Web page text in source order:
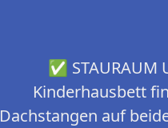
✅ STAURAUM
Kinderhausbett
Dachstangen auf